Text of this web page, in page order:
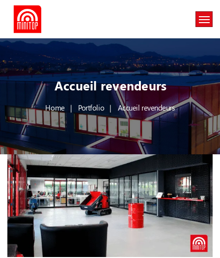
Accueil revendeurs
Home Portfolio Accueil revendeurs